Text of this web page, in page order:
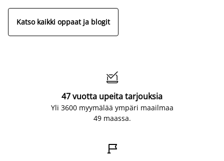
Katso kaikki oppaat ja blogit

47 vuotta upeita tarjouksia
Yli 3600 myymälää ympäri maailmaa
49 maassa.
